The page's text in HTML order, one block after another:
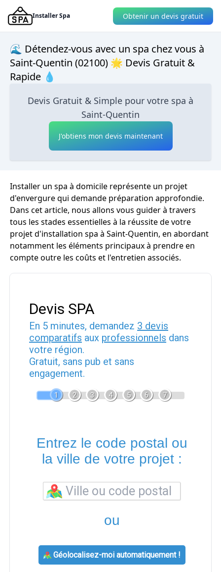
Installer Spa Obtenir un devis gratuit
🌊 Détendez-vous avec un spa chez vous à
Saint-Quentin (02100) 🌟 Devis Gratuit &
Rapide 💧
Devis Gratuit & Simple pour votre spa à
Saint-Quentin
J'obtiens mon devis maintenant
Installer un spa à domicile représente un projet
d'envergure qui demande préparation approfondie.
Dans cet article, nous allons vous guider à travers
tous les stades essentielles à la réussite de votre
projet d'installation spa à Saint-Quentin, en abordant
notamment les éléments principaux à prendre en
compte outre les coûts et l'entretien associés.
Devis SPA
En 5 minutes, demandez 3 devis
comparatifs aux professionnels dans
votre région.
Gratuit, sans pub et sans
engagement.
1 2 3 4 5 6 7
Entrez le code postal ou
la ville de votre projet :
ou
Géolocalisez-moi automatiquement !